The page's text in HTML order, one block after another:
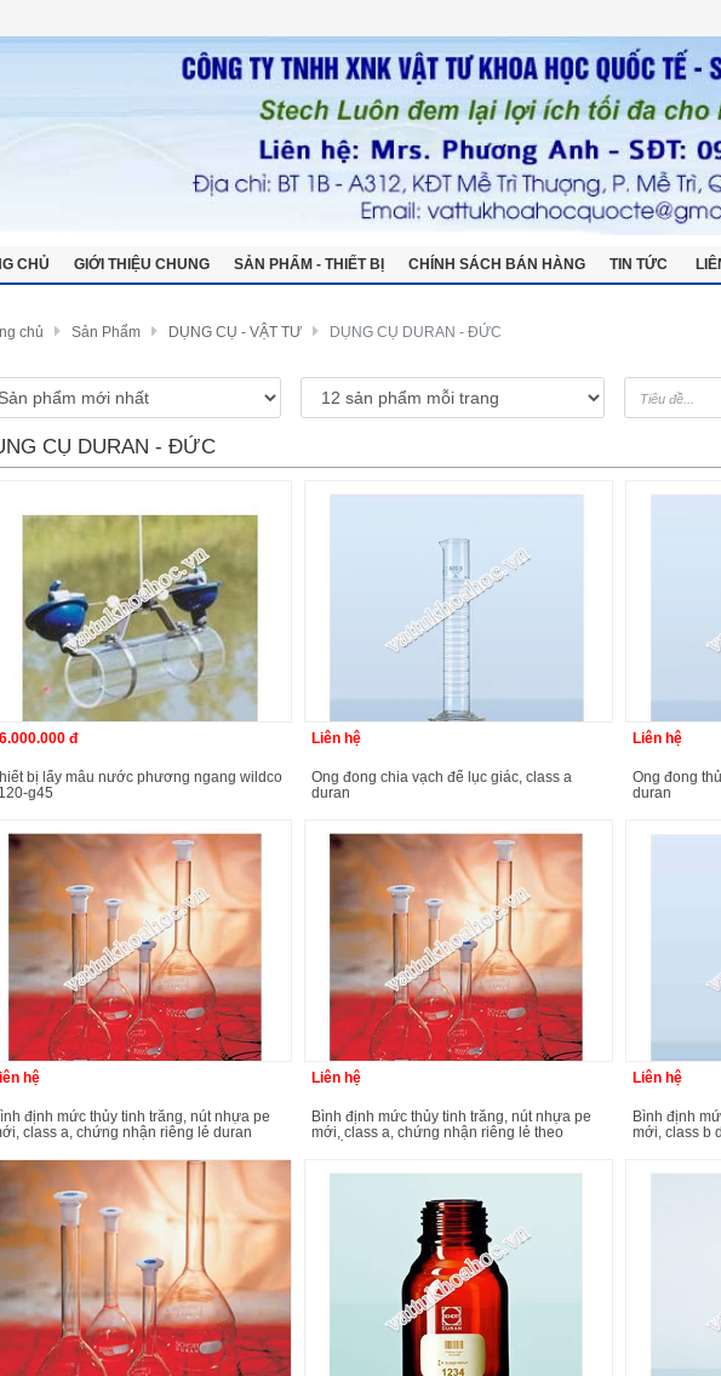
CHỦ GIỚI THIỆU CHUNG SẢN PHẨM - THIẾT BỊ CHÍNH SÁCH BÁN HÀNG TIN TỨC
chủ Sản Phẩm DỤNG CỤ - VẬT TƯ DỤNG CỤ DURAN - ĐỨC
CỤ DURAN - ĐỨC
đ
g45
Liên hệ
ống đong chia vạch đế lục giác, class a
duran
Liên hệ
ống đong thủy tinh có nút nhựa,class a
duran
hệ
class a, chứng nhận riêng lẻ duran
Liên hệ
bình định mức thủy tinh trắng, nút nhựa pe
mới, class a, chứng nhận riêng lẻ theo
Liên hệ
bình định mức thủy tinh trắng, nút nhựa pe
mới, class b